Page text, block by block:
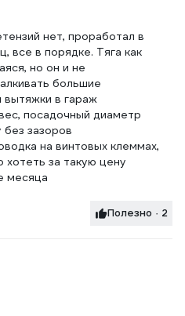
нет, проработал в
все в порядке. Тяга как
но он и не
большие
вытяжки в гараж
посадочный диаметр
зазоров
на винтовых клеммах,
хотеть за такую цену
месяца
Полезно · 2